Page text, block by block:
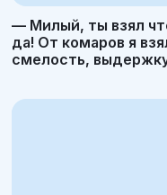
— Милый, ты взял
да! От комаров я
смелость,